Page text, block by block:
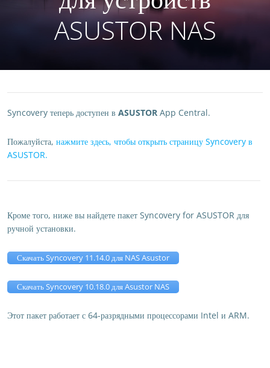
ASUSTOR NAS
Syncovery теперь доступен в ASUSTOR App Central.
Пожалуйста, нажмите здесь, чтобы открыть страницу Syncovery в
ASUSTOR.
Кроме того, ниже вы найдете пакет Syncovery for ASUSTOR для
ручной установки.
Скачать Syncovery 11.14.0 для NAS Asustor
Скачать Syncovery 10.18.0 для Asustor NAS
Этот пакет работает с 64-разрядными процессорами Intel и ARM.